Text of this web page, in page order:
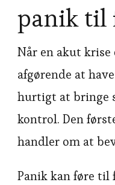
panik til
Når en akut
afgørende at
hurtigt at bringe
kontrol. Den
handler om at
Panik kan føre til